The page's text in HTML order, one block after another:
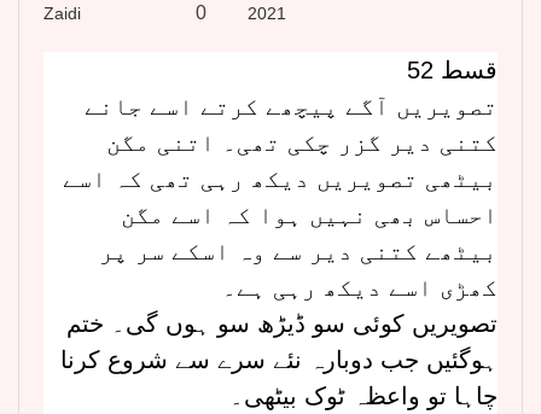
Zaidi
0
2021
قسط 52
تصویریں آگے پیچھے کرتے اسے جانے
کتنی دیر گزر چکی تھی۔ اتنی مگن
بیٹھی تصویریں دیکھ رہی تھی کہ اسے
احساس بھی نہیں ہوا کہ اسے مگن
بیٹھے کتنی دیر سے وہ اسکے سر پر
کھڑی اسے دیکھ رہی ہے۔
تصویریں کوئی سو ڈیڑھ سو ہوں گی۔ ختم
ہوگئیں جب دوبارہ نئے سرے سے شروع کرنا
چاہا تو واعظہ ٹوک بیٹھی۔